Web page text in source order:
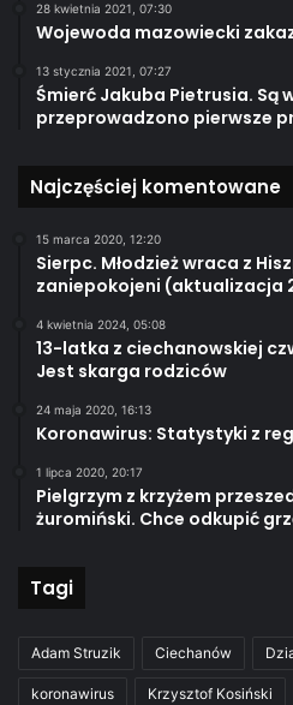
28 kwietnia 2021, 07:30
Wojewoda mazowiecki
13 stycznia 2021, 07:27
Śmierć Jakuba Pietrusia. Są
przeprowadzono pierwsze
Najczęściej komentowane
15 marca 2020, 12:20
Sierpc. Młodzież wraca z
zaniepokojeni (aktualizacja
4 kwietnia 2024, 05:08
13-latka z ciechanowskiej
Jest skarga rodziców
24 maja 2020, 16:13
Koronawirus: Statystyki z
1 lipca 2020, 20:17
Pielgrzym z krzyżem
żuromiński. Chce odkupić
Tagi
Adam Struzik Ciechanów
koronawirus Krzysztof Kosiński